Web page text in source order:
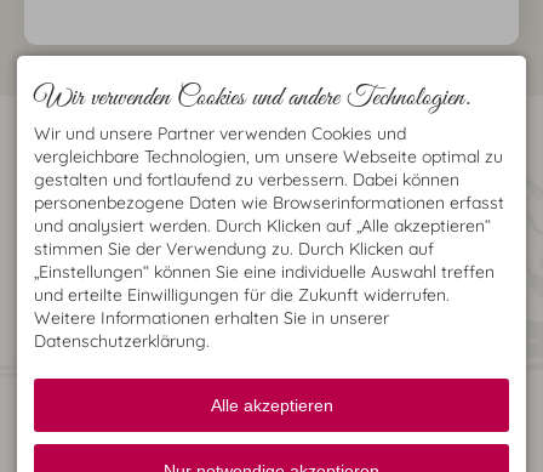
KONTAKT
Heide's Hues
Schustergasse 6
87561 Oberstdorf
DEUTSCHLAND
Tel.+49 8322 3500
Fax +49 8322 8915
heiderupar@aol.com
LAGE
Das Oberstdorfhaus mit
Bibliothek und der Kurpark
sowie das Kino sind von uns
aus in ca. 3-4 Min. zu
erreichen. Das
Heimatmuseum ist gleich
um die Ecke, Gaststätten
und Supermärkte sind in
unmittelbarer Nähe.
UNSERE VORTEILE FÜR SIE
Optional Einkauf für den
Anreisetag
WLAN
kleine Hunde auf
Wir verwenden Cookies und andere Technologien.
Wir und unsere Partner verwenden Cookies und
vergleichbare Technologien, um unsere Webseite optimal zu
gestalten und fortlaufend zu verbessern. Dabei können
personenbezogene Daten wie Browserinformationen erfasst
und analysiert werden. Durch Klicken auf „Alle akzeptieren“
stimmen Sie der Verwendung zu. Durch Klicken auf
„Einstellungen“ können Sie eine individuelle Auswahl treffen
und erteilte Einwilligungen für die Zukunft widerrufen.
Weitere Informationen erhalten Sie in unserer
Datenschutzerklärung.
Alle akzeptieren